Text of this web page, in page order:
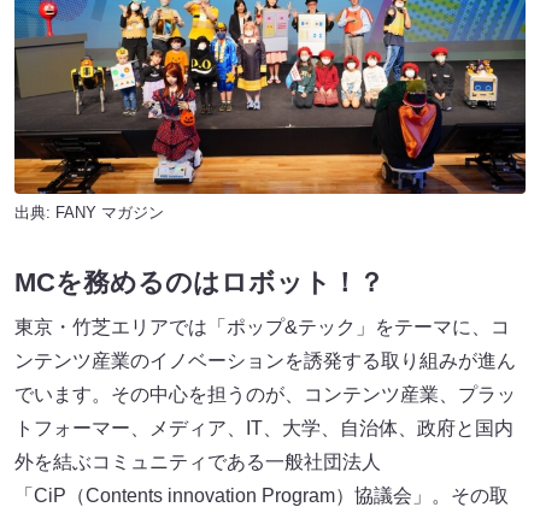
出典: FANY マガジン
MCを務めるのはロボット！？
東京・竹芝エリアでは「ポップ&テック」をテーマに、コ
ンテンツ産業のイノベーションを誘発する取り組みが進ん
でいます。その中心を担うのが、コンテンツ産業、プラッ
トフォーマー、メディア、IT、大学、自治体、政府と国内
外を結ぶコミュニティである一般社団法人
「CiP（Contents innovation Program）協議会」。その取